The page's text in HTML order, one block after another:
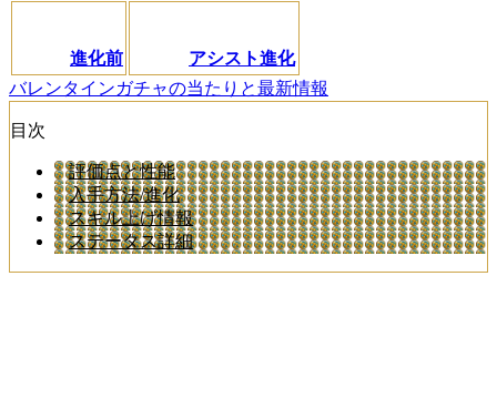
進化前
アシスト進化
バレンタインガチャの当たりと最新情報
目次
評価点と性能
入手方法/進化
スキル上げ情報
ステータス詳細